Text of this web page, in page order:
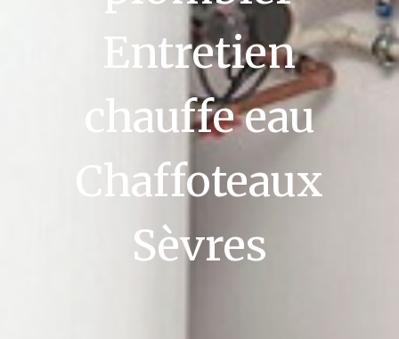
Entretien
chauffe eau
Chaffoteaux
Sèvres